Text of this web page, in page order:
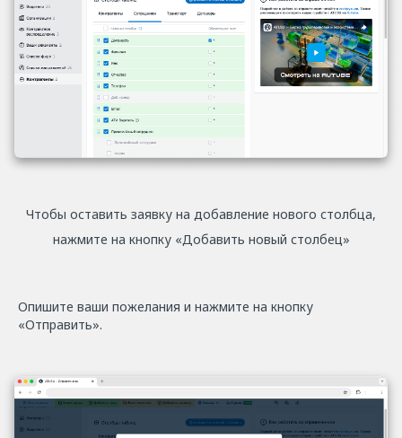
Чтобы оставить заявку на добавление нового столбца,
нажмите на кнопку «Добавить новый столбец»
Опишите ваши пожелания и нажмите на кнопку
«Отправить».